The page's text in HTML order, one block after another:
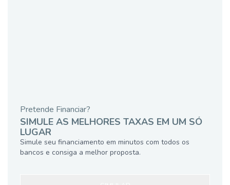
Pretende Financiar?
SIMULE AS MELHORES TAXAS EM UM SÓ
LUGAR
Simule seu financiamento em minutos com todos os
bancos e consiga a melhor proposta.